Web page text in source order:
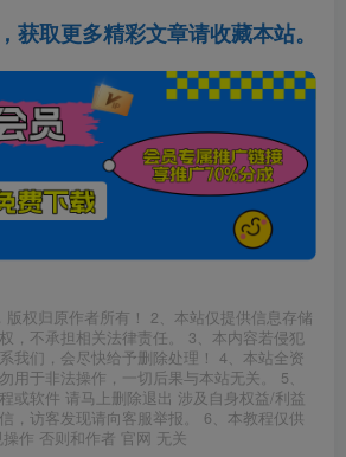
获取更多精彩文章请收藏本站。
版权归原作者所有！ 2、本站仅提供信息存储
，不承担相关法律责任。 3、本内容若侵犯
我们，会尽快给予删除处理！ 4、本站全资
用于非法操作，一切后果与本站无关。 5、
或软件 请马上删除退出 涉及自身权益/利益
，访客发现请向客服举报。 6、本教程仅供
作 否则和作者 官网 无关